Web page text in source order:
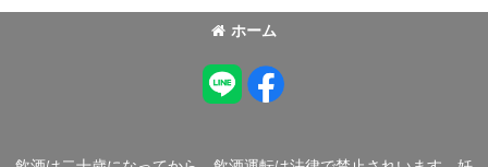
ホーム